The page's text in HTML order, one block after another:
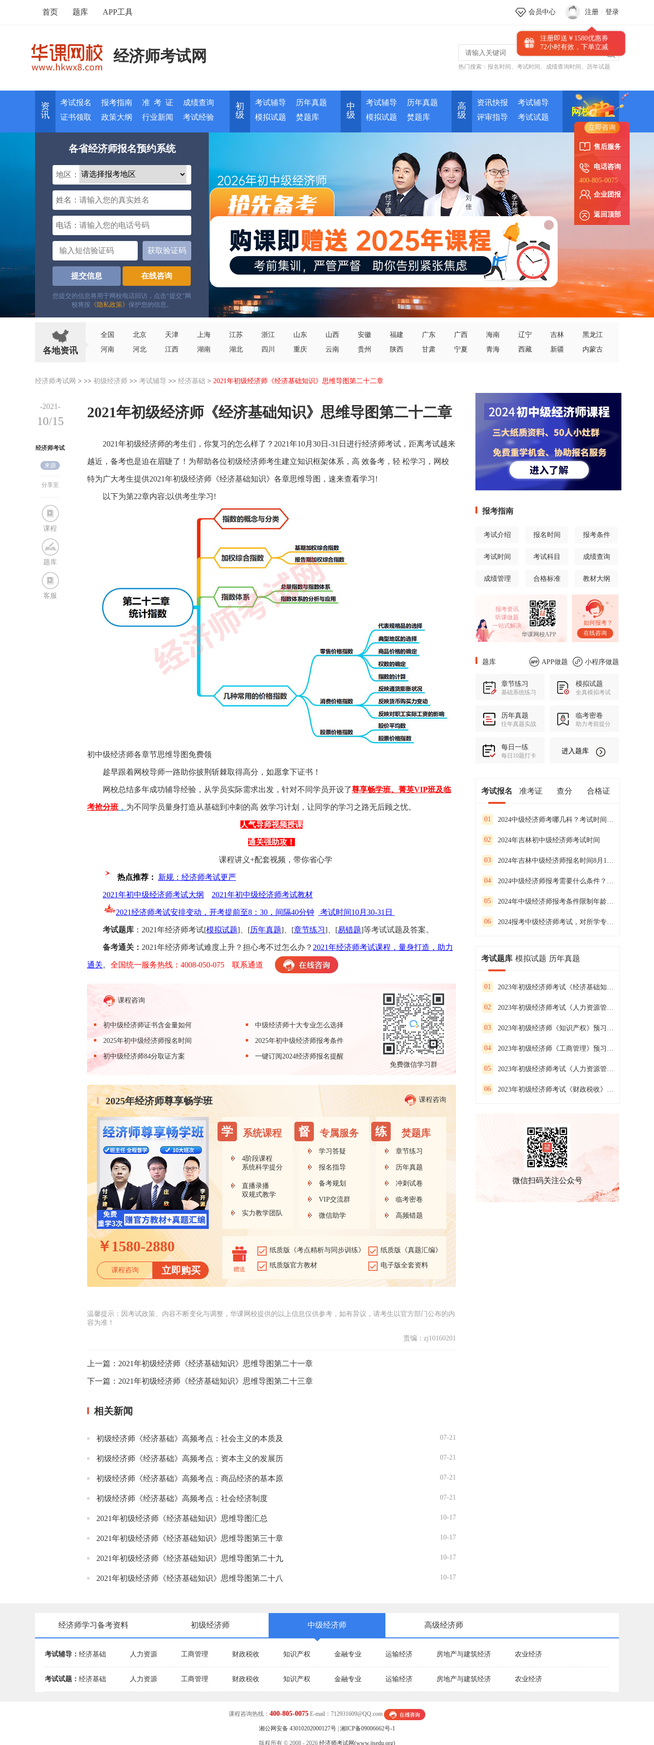
立即咨询
售后服务
电话咨询
400-805-0075
企业团报
返回顶部
首页 题库 APP工具 会员中心 注册 / 登录
注册即送￥1580优惠券
72小时有效，下单立减
经济师考试网
热门搜索： 报名时间 、 考试时间 、 成绩查询时间 、 历年试题
资
讯
考试报名 报考指南 准 考 证
成绩查询
证书领取
政策大纲 行业新闻 考试经验
初
级
考试辅导
历年真题
模拟试题
焚题库
中
级
考试辅导
历年真题
模拟试题
焚题库
高
级
资讯快报
考试辅导
评审指导
考试试题
网校培训
各省经济师报名预约系统
地区：
姓名：
电话：
获取验证码
提交信息 在线咨询
您提交的信息将用于网校电话回访，点击“提交”网
校将按 《隐私政策》 保护您的信息。
各地资讯
全国 北京 天津 上海 江苏 浙江 山东 山西 安徽 福建 广东 广西 海南 辽宁 吉林
黑龙江
河南
河北 江西 湖南 湖北 四川 重庆 云南 贵州 陕西 甘肃 宁夏 青海 西藏 新疆 内蒙古
经济师考试网 > >> 初级经济师 >> 考试辅导 >> 经济基础 > 2021年初级经济师《经济基础知识》思维导图第二十二章
-2021-
10/15
经济师考试
网
来源
分享至
课程
题库
客服
2021年初级经济师《经济基础知识》思维导图第二十二章
2021年初级经济师的考生们，你复习的怎么样了？2021年10月30日-31日进行经济师考试，距离考试越来
越近，备考也是迫在眉睫了！为帮助各位初级经济师考生建立知识框架体系，高 效备考，轻 松学习，网校
特为广大考生提供2021年初级经济师《经济基础知识》各章思维导图，速来查看学习!
以下为第22章内容;以供考生学习!
初中级经济师各章节思维导图免费领
趁早跟着网校导师一路助你披荆斩棘取得高分，如愿拿下证书！
网校总结多年成功辅导经验，从学员实际需求出发，针对不同学员开设了尊享畅学班、菁英VIP班及临
考抢分班 ， 为不同学员量身打造从基础到冲刺的高 效学习计划，让同学的学习之路无后顾之忧。
人气导师视频授课
通关强助攻！
课程讲义+配套视频，带你省心学
热点推荐： 新规：经济师考试更严
2021年初中级经济师考试大纲 2021年初中级经济师考试教材
2021经济师考试安排变动，开考提前至8：30，间隔40分钟 考试时间10月30-31日
考试题库 ：2021年经济师考试[模拟试题]、[历年真题]、[章节练习]、[易错题]等考试试题及答案。
备考通关： 2021年经济师考试难度上升？担心考不过怎么办？ 2021年经济师考试课程，量身打造，助力
通关。 全国统一服务热线：4008-050-075 联系通道
课程咨询
初中级经济师证书含金量如何 中级经济师十大专业怎么选择
2025年初中级经济师报名时间 2025年初中级经济师报考条件
初中级经济师84分取证方案
一键订阅2024经济师报名提醒
免费微信学习群
2025年经济师尊享畅学班 课程咨询
￥ 1580-2880
课程咨询 立即购买
学 系统课程
4阶段课程
系统科学提分
直播录播
双规式教学
实力教学团队
督 专属服务
学习答疑
报名指导
备考规划
VIP交流群
微信助学
练 焚题库
章节练习
历年真题
冲刺试卷
临考密卷
高频错题
赠送
纸质版《考点精析与同步训练》 纸质版《真题汇编》
纸质版官方教材 电子版全套资料
温馨提示：因考试政策、内容不断变化与调整，华课网校提供的以上信息仅供参考，如有异议，请考生以官方部门公布的内
容为准！
责编：zj10160201
上一篇： 2021年初级经济师《经济基础知识》思维导图第二十一章
下一篇： 2021年初级经济师《经济基础知识》思维导图第二十三章
相关新闻
初级经济师《经济基础》高频考点：社会主义的本质及 07-21
初级经济师《经济基础》高频考点：资本主义的发展历 07-21
初级经济师《经济基础》高频考点：商品经济的基本原 07-21
初级经济师《经济基础》高频考点：社会经济制度 07-21
2021年初级经济师《经济基础知识》思维导图汇总 10-17
2021年初级经济师《经济基础知识》思维导图第三十章 10-17
2021年初级经济师《经济基础知识》思维导图第二十九 10-17
2021年初级经济师《经济基础知识》思维导图第二十八 10-17
报考指南
考试介绍 报名时间 报考条件
考试时间 考试科目 成绩查询
成绩管理 合格标准 教材大纲
报考资讯
听课做题
一站式解决
华课网校APP
如何报考？
在线咨询
题库 APP做题 小程序做题
章节练习
基础系统练习
模拟试题
全真模拟考试
历年真题
往年真题实战
临考密卷
助力考前提分
每日一练
每日10题打卡
进入题库
考试报名 准考证 查分 合格证
01 2024中级经济师考哪几科？考试时间是什么时候？
02 2024年吉林初中级经济师考试时间
03 2024年吉林中级经济师报名时间8月12日-9月11日
04 2024中级经济师报考需要什么条件？什么时候报名？
05 2024年中级经济师报考条件限制年龄吗？
06 2024报考中级经济师考试，对所学专业有要求吗？
考试题库 模拟试题 历年真题
01 2023年初级经济师考试《经济基础知识》预习试卷（二）
02 2023年初级经济师考试《人力资源管理》预习试卷（一）
03 2023年初级经济师《知识产权》预习试卷（二）
04 2023年初级经济师《工商管理》预习试卷（一）
05 2023年初级经济师考试《人力资源管理》预习试卷（三）
06 2023年初级经济师考试《财政税收》预习试卷(一）
微信扫码关注公众号
经济师学习备考资料 初级经济师 中级经济师 高级经济师
考试辅导： 经济基础 人力资源 工商管理 财政税收 知识产权 金融专业 运输经济 房地产与建筑经济 农业经济
考试试题： 经济基础 人力资源 工商管理 财政税收 知识产权 金融专业 运输经济 房地产与建筑经济 农业经济
课程咨询热线： 400-805-0075E-mail：712931609@QQ.com
湘公网安备 43010202000127号 湘ICP备09006662号-1
版权所有 © 2008 - 2026 经济师考试网(www.jjsedu.org)